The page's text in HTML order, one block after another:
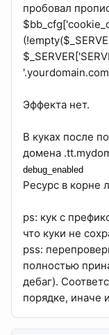
пробовал
Эффекта нет.
В куках после
домена
debug_enabled
Ресурс в корне
ps: кук с
что куки не
pss:
полностью
дебаг).
порядке, иначе